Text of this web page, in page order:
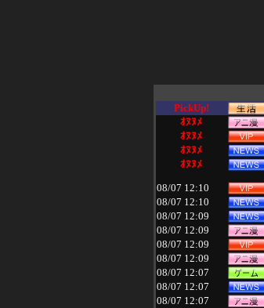
PickUp!
ｵﾇﾇﾒ
ｵﾇﾇﾒ
ｵﾇﾇﾒ
ｵﾇﾇﾒ
08/07 12:10
08/07 12:10
08/07 12:09
08/07 12:09
08/07 12:09
08/07 12:09
08/07 12:07
08/07 12:07
08/07 12:07